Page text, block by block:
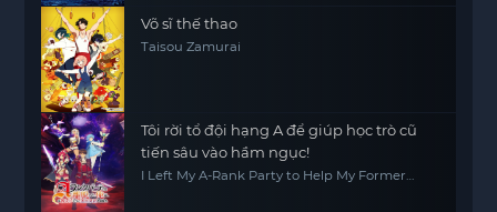
Võ sĩ thế thao
Taisou Zamurai
Tôi rời tổ đội hạng A để giúp học trò cũ
tiến sâu vào hầm ngục!
I Left My A-Rank Party to Help My Former